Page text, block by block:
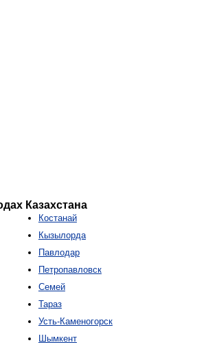
Казахстана
Костанай
Кызылорда
Павлодар
Петропавловск
Семей
Тараз
Усть-Каменогорск
Шымкент